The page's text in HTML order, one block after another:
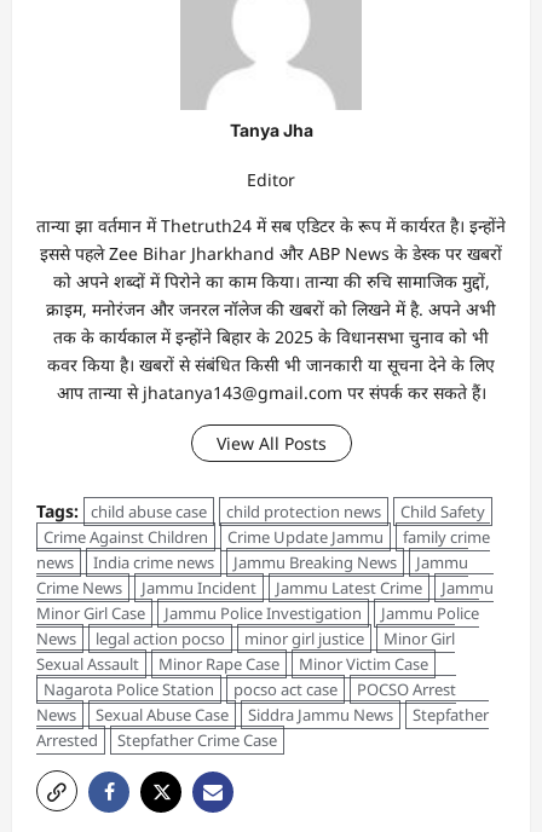
Tanya Jha
Editor
तान्‍या झा वर्तमान में Thetruth24 में सब एडिटर के रूप में कार्यरत है। इन्होंने
इससे पहले Zee Bihar Jharkhand और ABP News के डेस्क पर खबरों
को अपने शब्दों में पिरोने का काम किया। तान्‍या की रुचि सामाजिक मुद्दों,
क्राइम, मनोरंजन और जनरल नॉलेज की खबरों को लिखने में है. अपने अभी
तक के कार्यकाल में इन्होंने बिहार के 2025 के विधानसभा चुनाव को भी
कवर किया है। खबरों से संबंधित किसी भी जानकारी या सूचना देने के लिए
आप तान्‍या से jhatanya143@gmail.com पर संपर्क कर सकते हैं।
View All Posts
Tags: child abuse case child protection news
Child Safety
Crime Against Children
Crime Update Jammu
family crime
news
India crime news Jammu Breaking News
Jammu
Crime News
Jammu Incident Jammu Latest Crime
Jammu
Minor Girl Case
Jammu Police Investigation
Jammu Police
News
legal action pocso minor girl justice
Minor Girl
Sexual Assault
Minor Rape Case
Minor Victim Case
Nagarota Police Station
pocso act case
POCSO Arrest
News
Sexual Abuse Case Siddra Jammu News
Stepfather
Arrested
Stepfather Crime Case